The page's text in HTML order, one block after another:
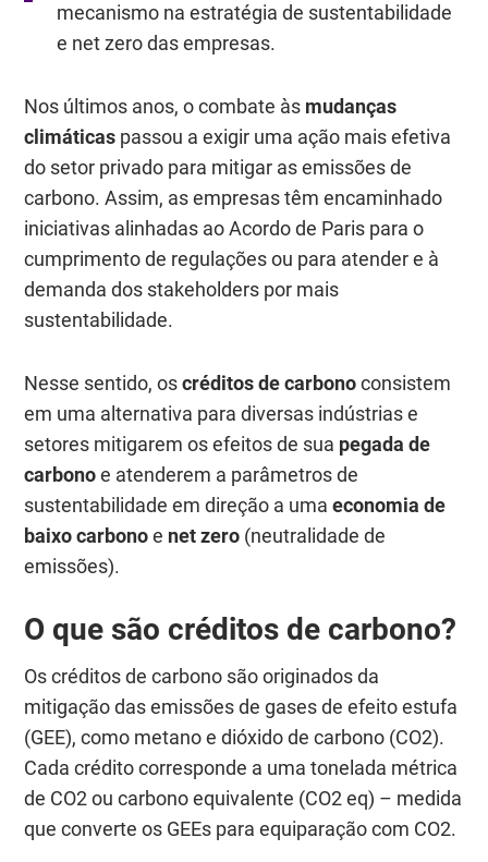
mecanismo na estratégia de sustentabilidade
e net zero das empresas.
Nos últimos anos, o combate às mudanças
climáticas passou a exigir uma ação mais efetiva
do setor privado para mitigar as emissões de
carbono. Assim, as empresas têm encaminhado
iniciativas alinhadas ao Acordo de Paris para o
cumprimento de regulações ou para atender e à
demanda dos stakeholders por mais
sustentabilidade.
Nesse sentido, oscréditos de carbonoconsistem
em uma alternativa para diversas indústrias e
setores mitigarem os efeitos de sua pegada de
carbonoe atenderem a parâmetros de
sustentabilidade em direção a umaeconomia de
baixo carbonoe net zero (neutralidade de
emissões).
O que são créditos de carbono?
Os créditos de carbono são originados da
mitigação das emissões de gases de efeito estufa
(GEE), como metano e dióxido de carbono (CO2).
Cada crédito corresponde a uma tonelada métrica
de CO2 ou carbono equivalente (CO2 eq) – medida
que converte os GEEs para equiparação com CO2.